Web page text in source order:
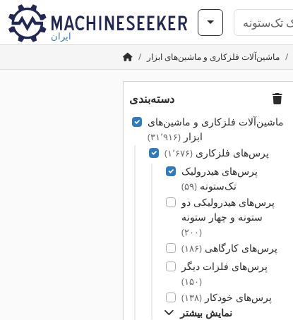
ایران
ماشین‌آلات فلزکاری و ماشین‌های ابزار
دسته‌بندی
ماشین‌آلات فلزکاری و ماشین‌های
ابزار(۳۱٬۹۱۶)
پرس‌های فلزکاری(۱٬۶۷۶)
پرس‌های هیدرولیک
تک‌ستونه(۵۹)
پرس‌های هیدرولیکی دو
ستونه و چهار ستونه
(۲۰۰)
پرس‌های کارگاهی(۱۸۶)
پرس‌های فلزات دیگر
(۱۵۰)
پرس‌های خودکار(۱۳۸)
نمایش بیشتر